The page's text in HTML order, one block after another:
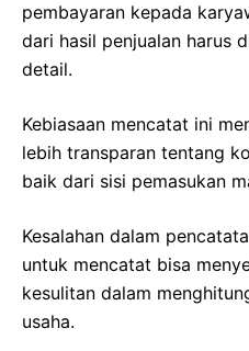
pembayaran kepada
dari hasil penjualan harus
detail.
Kebiasaan mencatat ini
lebih transparan tentang
baik dari sisi pemasukan
Kesalahan dalam
untuk mencatat bisa
kesulitan dalam
usaha.